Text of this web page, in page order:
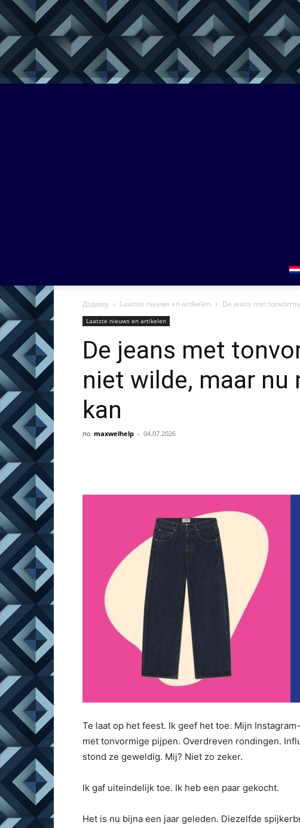
Додому Laatste nieuws en artikelen De jeans met
Laatste nieuws en artikelen
De jeans met
niet wilde, maar nu
kan
по maxwelhelp - 04.07.2026
Te laat op het feest. Ik geef het toe. Mijn
met tonvormige pijpen. Overdreven rondingen.
stond ze geweldig. Mij? Niet zo zeker.
Ik gaf uiteindelijk toe. Ik heb een paar gekocht.
Het is nu bijna een jaar geleden. Diezelfde